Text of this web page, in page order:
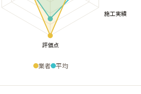
業者 平均